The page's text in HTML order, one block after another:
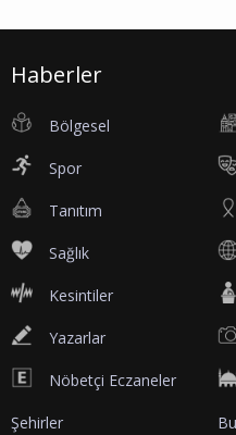
Haberler
Bölgesel
Spor
Tanıtım
Sağlık
Kesintiler
Yazarlar
Nöbetçi Eczaneler
Şehirler